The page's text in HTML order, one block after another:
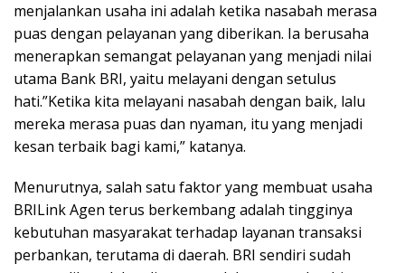
menjalankan usaha ini adalah ketika nasabah merasa
puas dengan pelayanan yang diberikan. Ia berusaha
menerapkan semangat pelayanan yang menjadi nilai
utama Bank BRI, yaitu melayani dengan setulus
hati.”Ketika kita melayani nasabah dengan baik, lalu
mereka merasa puas dan nyaman, itu yang menjadi
kesan terbaik bagi kami,” katanya.
Menurutnya, salah satu faktor yang membuat usaha
BRILink Agen terus berkembang adalah tingginya
kebutuhan masyarakat terhadap layanan transaksi
perbankan, terutama di daerah. BRI sendiri sudah